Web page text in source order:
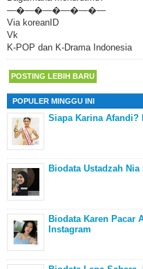
—�—�—�—�—�—
Via koreanID
Vk
K-POP dan K-Drama Indonesia
POSTING LEBIH BARU
POPULER MINGGU INI
Siapa Karina Afandi?
Biodata Ustadzah
Biodata Karen Pacar
Instagram